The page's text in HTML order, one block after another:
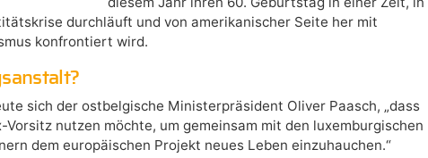
durchläuft und von amerikanischer Seite her mit
konfrontiert wird.
sich der ostbelgische Ministerpräsident Oliver Paasch, „dass
Vorsitz nutzen möchte, um gemeinsam mit den luxemburgischen
dem europäischen Projekt neues Leben einzuhauchen.“